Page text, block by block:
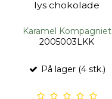
lys chokolade
Karamel Kompagniet
2005003LKK
På lager (4 stk.)